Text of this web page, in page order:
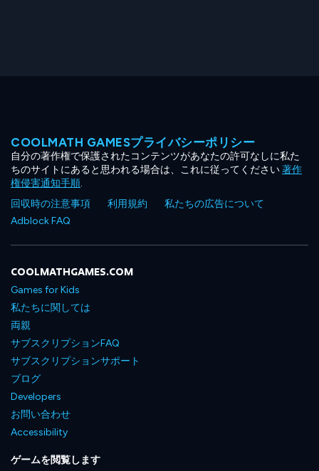
COOLMATH GAMESプライバシーポリシー
自分の著作権で保護されたコンテンツがあなたの許可なしに私た
ちのサイトにあると思われる場合は、これに従ってください著作
権侵害通知手順.
回収時の注意事項
利用規約
私たちの広告について
Adblock FAQ
COOLMATHGAMES.COM
Games for Kids
私たちに関しては
両親
サブスクリプションFAQ
サブスクリプションサポート
ブログ
Developers
お問い合わせ
Accessibility
ゲームを閲覧します